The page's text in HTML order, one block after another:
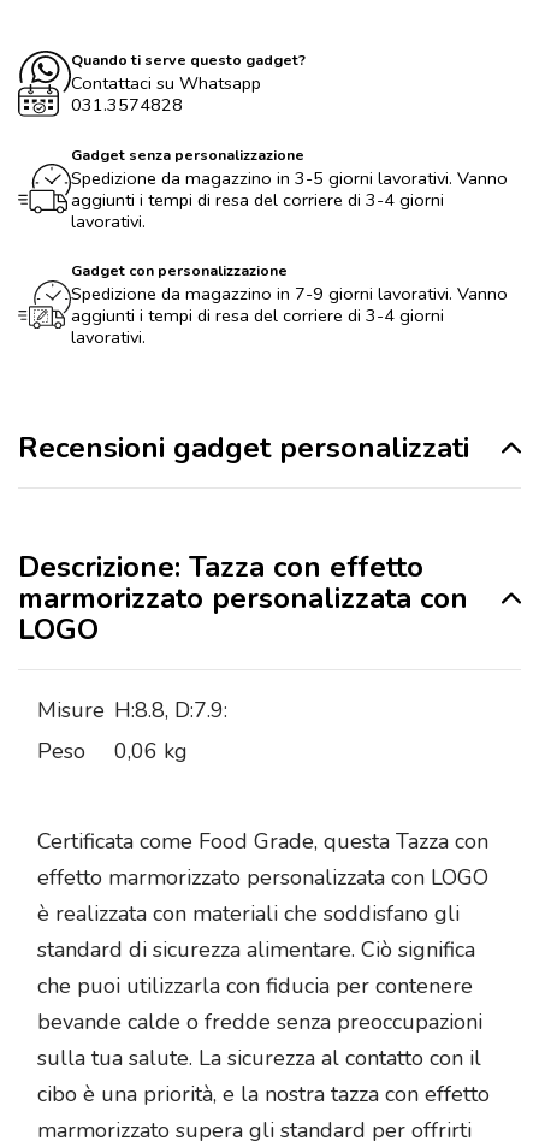
Quando ti serve questo gadget?
Contattaci su Whatsapp
031.3574828
Gadget senza personalizzazione
Spedizione da magazzino in 3-5 giorni lavorativi. Vanno
aggiunti i tempi di resa del corriere di 3-4 giorni
lavorativi.
Gadget con personalizzazione
Spedizione da magazzino in 7-9 giorni lavorativi. Vanno
aggiunti i tempi di resa del corriere di 3-4 giorni
lavorativi.
Recensioni gadget personalizzati
Descrizione: Tazza con effetto
marmorizzato personalizzata con
LOGO
Misure H:8.8, D:7.9:
Peso
0,06 kg
Certificata come Food Grade, questa Tazza con
effetto marmorizzato personalizzata con LOGO
è realizzata con materiali che soddisfano gli
standard di sicurezza alimentare. Ciò significa
che puoi utilizzarla con fiducia per contenere
bevande calde o fredde senza preoccupazioni
sulla tua salute. La sicurezza al contatto con il
cibo è una priorità, e la nostra tazza con effetto
marmorizzato supera gli standard per offrirti